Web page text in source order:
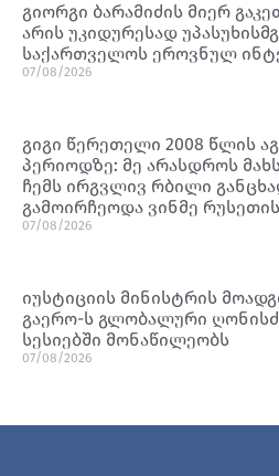
გიორგი ბარამიძის მიერ
არის უკიდურესად
საქართველოს ეროვნულ
07/08/2026
გიგი წერეთელი 2008 წლის
პერიოდზე: მე არასდროს
ჩემს ირგვლივ რბილი
გამოირჩეოდა ვინმე
07/08/2026
იუსტიციის მინისტრის
გაერო-ს გლობალური
სესიებში მონაწილეობს
07/08/2026